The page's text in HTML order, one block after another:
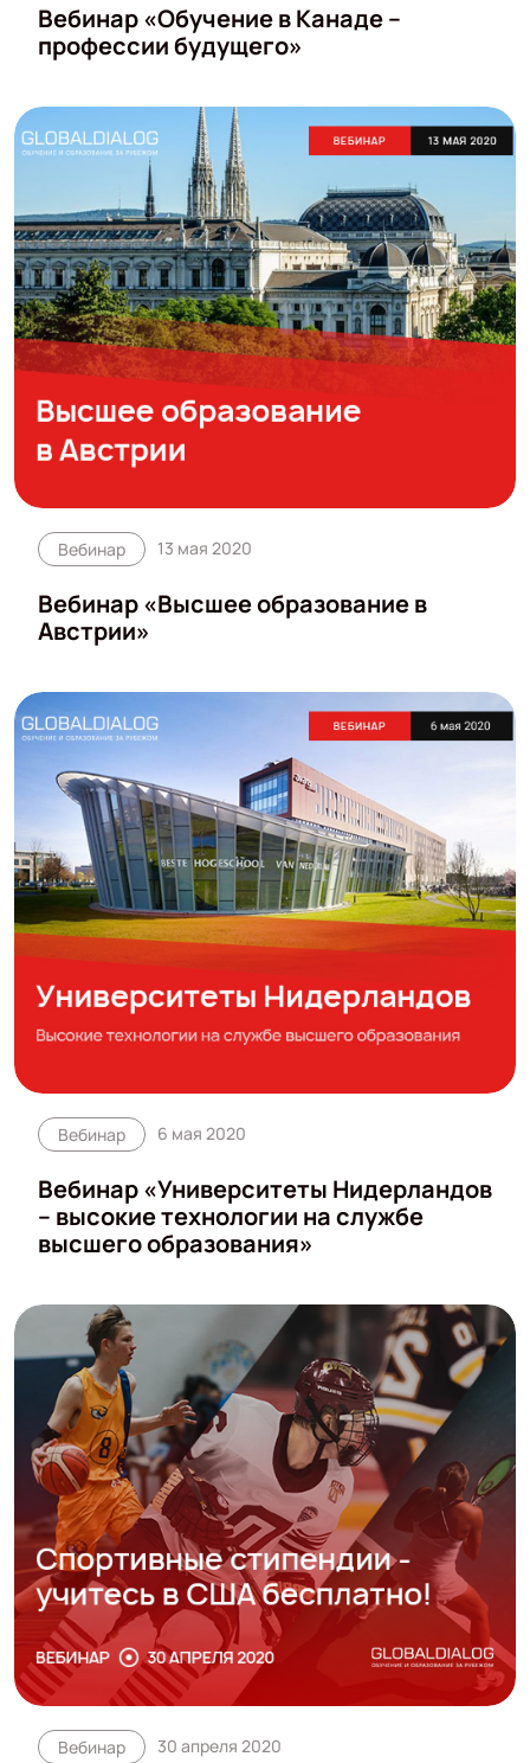
Вебинар «Обучение в Канаде –
профессии будущего»
Вебинар 13 мая 2020
Вебинар «Высшее образование в
Австрии»
Вебинар 6 мая 2020
Вебинар «Университеты Нидерландов
– высокие технологии на службе
высшего образования»
Вебинар 30 апреля 2020